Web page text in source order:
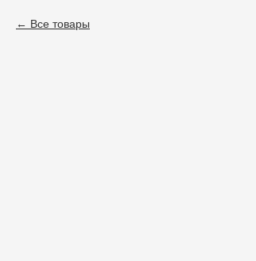
Все товары